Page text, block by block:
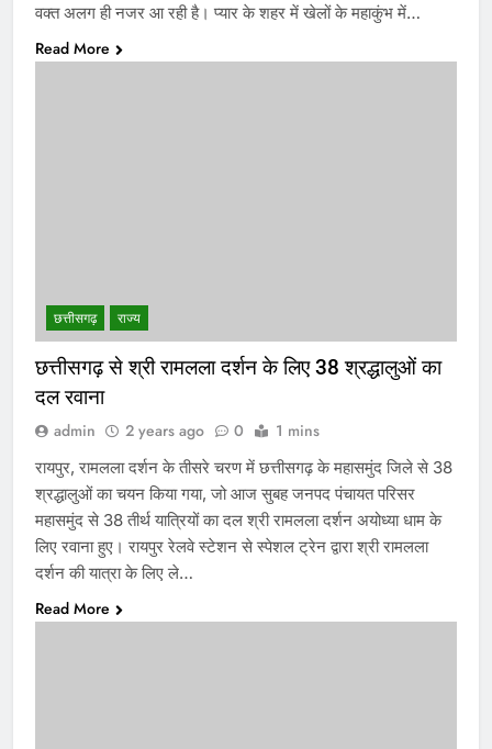
वक्त अलग ही नजर आ रही है। प्यार के शहर में खेलों के महाकुंभ में…
Read More
छत्तीसगढ़ राज्य
छत्तीसगढ़ से श्री रामलला दर्शन के लिए 38 श्रद्धालुओं का
दल रवाना
admin 2 years ago 0 1 mins
रायपुर, रामलला दर्शन के तीसरे चरण में छत्तीसगढ़ के महासमुंद जिले से 38
श्रद्धालुओं का चयन किया गया, जो आज सुबह जनपद पंचायत परिसर
महासमुंद से 38 तीर्थ यात्रियों का दल श्री रामलला दर्शन अयोध्या धाम के
लिए रवाना हुए। रायपुर रेलवे स्टेशन से स्पेशल ट्रेन द्वारा श्री रामलला
दर्शन की यात्रा के लिए ले…
Read More